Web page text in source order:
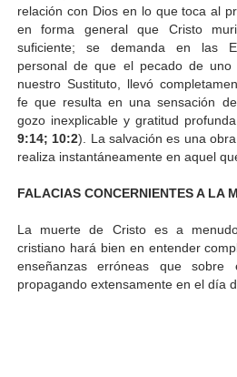
relación con Dios en lo que toca al
en forma general que Cristo
suficiente; se demanda en las
personal de que el pecado de uno
nuestro Sustituto, llevó
fe que resulta en una sensación
gozo inexplicable y gratitud
9:14; 10:2). La salvación es una
realiza instantáneamente en aquel
FALACIAS CONCERNIENTES A LA
La muerte de Cristo es a
cristiano hará bien en entender
enseñanzas erróneas que sobre
propagando extensamente en el día